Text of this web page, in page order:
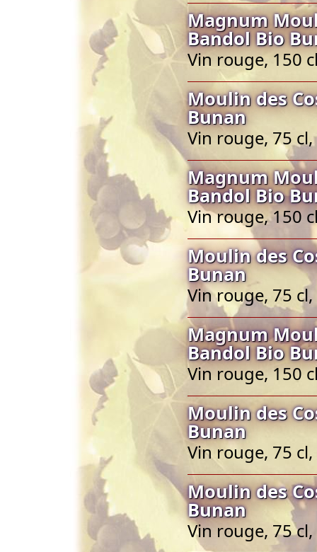
Magnum
Bandol Bio
Vin rouge, 150
Moulin des
Bunan
Vin rouge, 75
Magnum
Bandol Bio
Vin rouge, 150
Moulin des
Bunan
Vin rouge, 75
Magnum
Bandol Bio
Vin rouge, 150
Moulin des
Bunan
Vin rouge, 75
Moulin des
Bunan
Vin rouge, 75